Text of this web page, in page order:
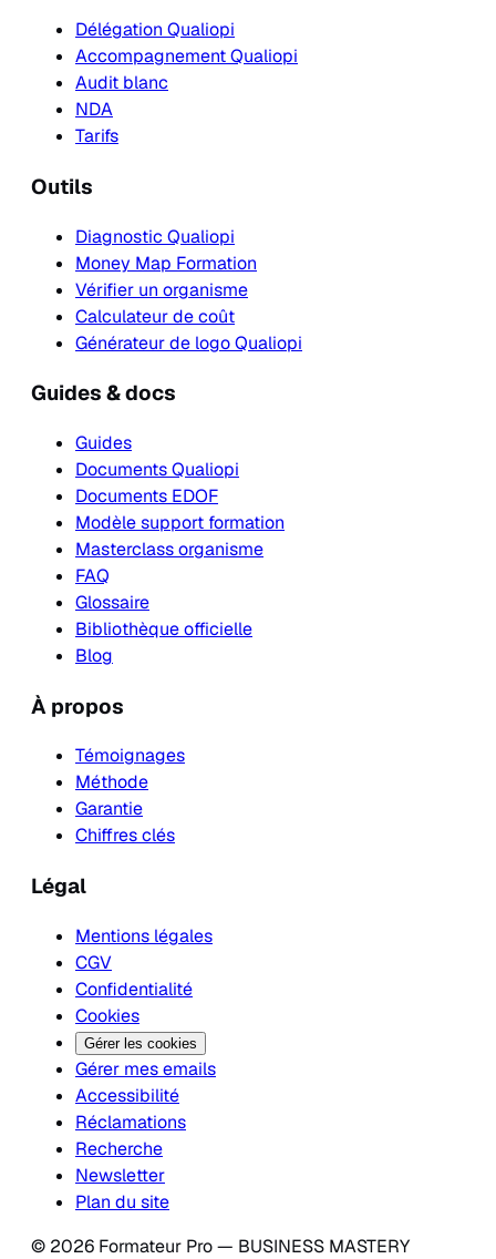
Délégation Qualiopi
Accompagnement Qualiopi
Audit blanc
NDA
Tarifs
Outils
Diagnostic Qualiopi
Money Map Formation
Vérifier un organisme
Calculateur de coût
Générateur de logo Qualiopi
Guides & docs
Guides
Documents Qualiopi
Documents EDOF
Modèle support formation
Masterclass organisme
FAQ
Glossaire
Bibliothèque officielle
Blog
À propos
Témoignages
Méthode
Garantie
Chiffres clés
Légal
Mentions légales
CGV
Confidentialité
Cookies
Gérer les cookies
Gérer mes emails
Accessibilité
Réclamations
Recherche
Newsletter
Plan du site
© 2026 Formateur Pro — BUSINESS MASTERY